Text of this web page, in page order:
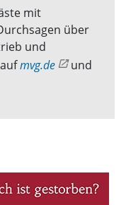
mit
über
und
mvg.de
und